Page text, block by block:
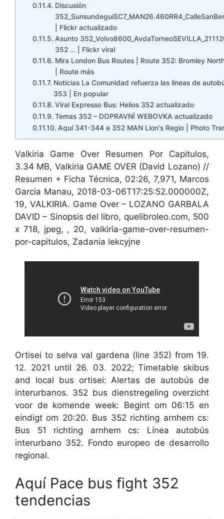
Discusión
| Flickr actualizado
Asunto
352 … | Flickr viral
Mira London Bus Routes | Route 352: Bromley
| Route más
Noticias La Comunidad refuerza las líneas de
353 | En popular
Viral Expresso Bus: Helios 352 actualizado
Temas 352 – DOPRAVNÍ WEBOVKA actualizado
Aquí 341-344 e 352 MAN Lion's Regio | Photo
Valkiria Game Over Resumen Por Capitulos,
3.34 MB, Valkiria GAME OVER (David Lozano) //
Resumen + Ficha Técnica, 02:26, 7,971, Marcos
Garcia Manau, 2018-03-06T17:25:52.000000Z,
19, VALKIRIA. Game Over – LOZANO GARBALA
DAVID – Sinopsis del libro, quelibroleo.com, 500
x 718, jpeg, , 20, valkiria-game-over-resumen-
por-capitulos, Zadania lekcyjne
Ortisei to selva val gardena (line 352) from 19.
12. 2021 until 26. 03. 2022; Timetable skibus
and local bus ortisei: Alertas de autobús de
interurbanos. 352 bus dienstregeling overzicht
voor de komende week: Begint om 06:15 en
eindigt om 20:20. Bus 352 richting arnhem cs:
Bus 51 richting arnhem cs: Línea autobús
interurbano 352. Fondo europeo de desarrollo
regional.
Aquí Pace bus fight 352
tendencias